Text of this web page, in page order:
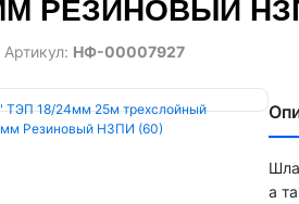
РЕЗИНОВЫЙ
Артикул: НФ-00007927
а